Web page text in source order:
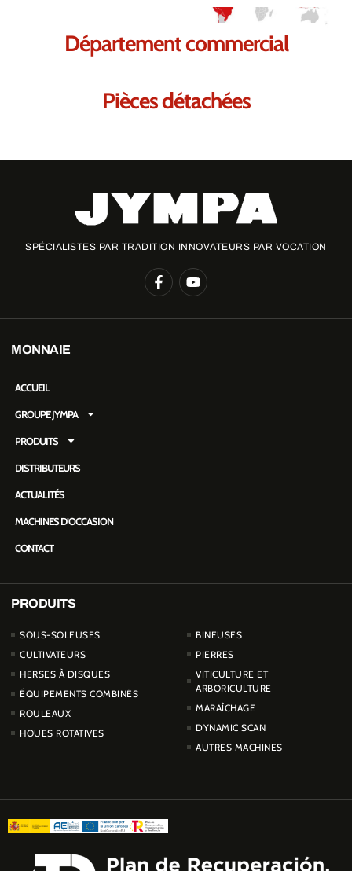
Département commercial
Pièces détachées
SPÉCIALISTES PAR TRADITION INNOVATEURS PAR VOCATION
MONNAIE
ACCUEIL
GROUPE JYMPA
PRODUITS
DISTRIBUTEURS
ACTUALITÉS
MACHINES D’OCCASION
CONTACT
PRODUITS
SOUS-SOLEUSES
CULTIVATEURS
HERSES À DISQUES
ÉQUIPEMENTS COMBINÉS
ROULEAUX
HOUES ROTATIVES
BINEUSES
PIERRES
VITICULTURE ET
ARBORICULTURE
MARAÎCHAGE
DYNAMIC SCAN
AUTRES MACHINES